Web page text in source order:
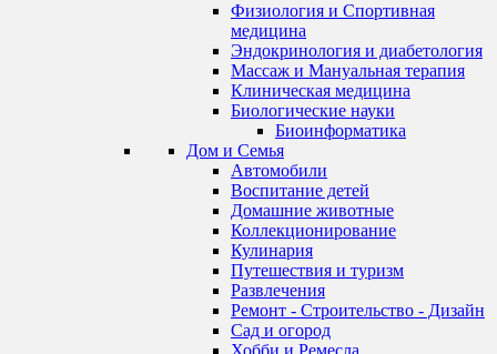
Физиология и Спортивная
медицина
Эндокринология и диабетология
Массаж и Мануальная терапия
Клиническая медицина
Биологические науки
Биоинформатика
Дом и Семья
Автомобили
Воспитание детей
Домашние животные
Коллекционирование
Кулинария
Путешествия и туризм
Развлечения
Ремонт - Строительство - Дизайн
Сад и огород